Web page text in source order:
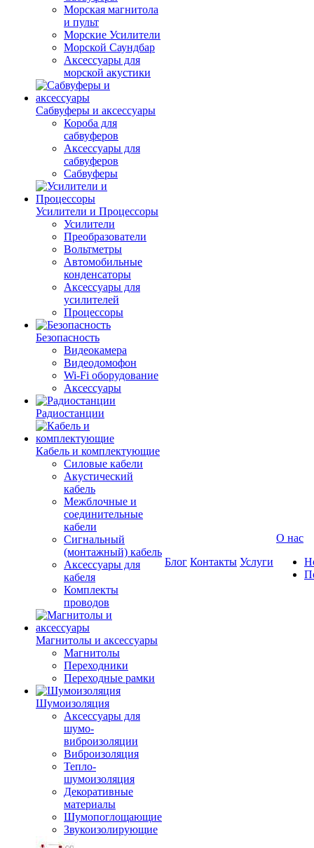
Морская магнитола
и пульт
Морские Усилители
Морской Cаундбар
Аксессуары для
морской акустики
Сабвуферы и аксессуары
Короба для
сабвуферов
Аксессуары для
сабвуферов
Сабвуферы
Усилители и Процессоры
Усилители
Преобразователи
Вольтметры
Автомобильные
конденсаторы
Аксессуары для
усилителей
Процессоры
Безопасность
Видеокамера
Видеодомофон
Wi-Fi оборудование
Аксессуары
Радиостанции
Кабель и комплектующие
Силовые кабели
Акустический
кабель
Межблочные и
соединительные
кабели
Сигнальный
(монтажный) кабель
Аксессуары для
кабеля
Комплекты
проводов
Магнитолы и аксессуары
Магнитолы
Переходники
Переходные рамки
Шумоизоляция
Аксессуары для
шумо-
виброизоляции
Виброизоляция
Тепло-
шумоизоляция
Декоративные
материалы
Шумопоглощающие
Звукоизолирующие
Блог Контакты Услуги
О нас